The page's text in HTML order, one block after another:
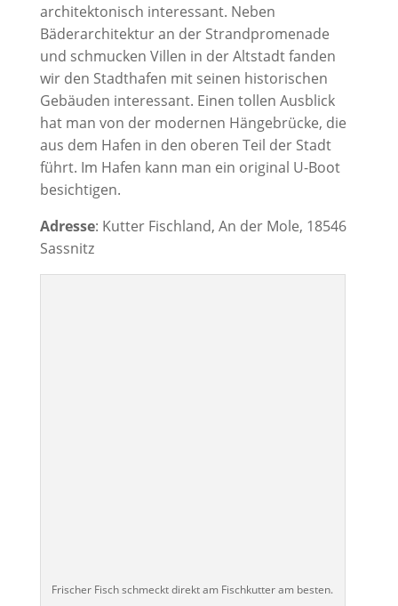
architektonisch interessant. Neben
Bäderarchitektur an der Strandpromenade
und schmucken Villen in der Altstadt fanden
wir den Stadthafen mit seinen historischen
Gebäuden interessant. Einen tollen Ausblick
hat man von der modernen Hängebrücke, die
aus dem Hafen in den oberen Teil der Stadt
führt. Im Hafen kann man ein original U-Boot
besichtigen.
Adresse: Kutter Fischland, An der Mole, 18546
Sassnitz
Frischer Fisch schmeckt direkt am Fischkutter am besten.